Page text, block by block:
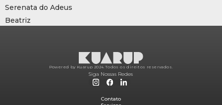
Serenata do Adeus
Beatriz
Powered by Kuarup 2024. Todos os direitos reservados.
Siga Nossas Redes
Contato